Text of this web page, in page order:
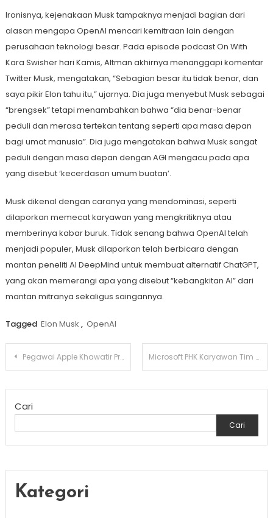
Ironisnya, kejenakaan Musk tampaknya menjadi bagian dari
alasan mengapa OpenAI mencari kemitraan lain dengan
perusahaan teknologi besar. Pada episode podcast On With
Kara Swisher hari Kamis, Altman akhirnya menanggapi komentar
Twitter Musk, mengatakan, “Sebagian besar itu tidak benar, dan
saya pikir Elon tahu itu,” ujarnya. Dia juga menyebut Musk sebagai
“brengsek” tetapi menambahkan bahwa “dia benar-benar
peduli dan merasa tertekan tentang seperti apa masa depan
bagi umat manusia”. Dia juga mengatakan bahwa Musk sangat
peduli dengan masa depan dengan AGI mengacu pada apa
yang disebut ‘kecerdasan umum buatan’.
Musk dikenal dengan caranya yang mendominasi, seperti
dilaporkan memecat karyawan yang mengkritiknya atau
memberinya kabar buruk. Tidak senang bahwa OpenAI telah
menjadi populer, Musk dilaporkan telah berbicara dengan
mantan peneliti AI DeepMind untuk membuat alternatif ChatGPT,
yang akan memerangi apa yang disebut “kebangkitan AI” dari
mantan mitranya sekaligus saingannya.
Tagged Elon Musk , OpenAI
Navigasi
Pegawai Apple Khawatir Produk Headset MR Baru Akan Gagal Microsoft PHK Karyawan Tim Pengawas Etik Artificial Intelligence
Cari
Cari
Kategori